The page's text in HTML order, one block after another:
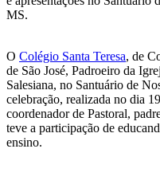
MS.
O Colégio Santa Teresa, de
de São José, Padroeiro da
Salesiana, no Santuário de
celebração, realizada no dia
coordenador de Pastoral,
teve a participação de
ensino.